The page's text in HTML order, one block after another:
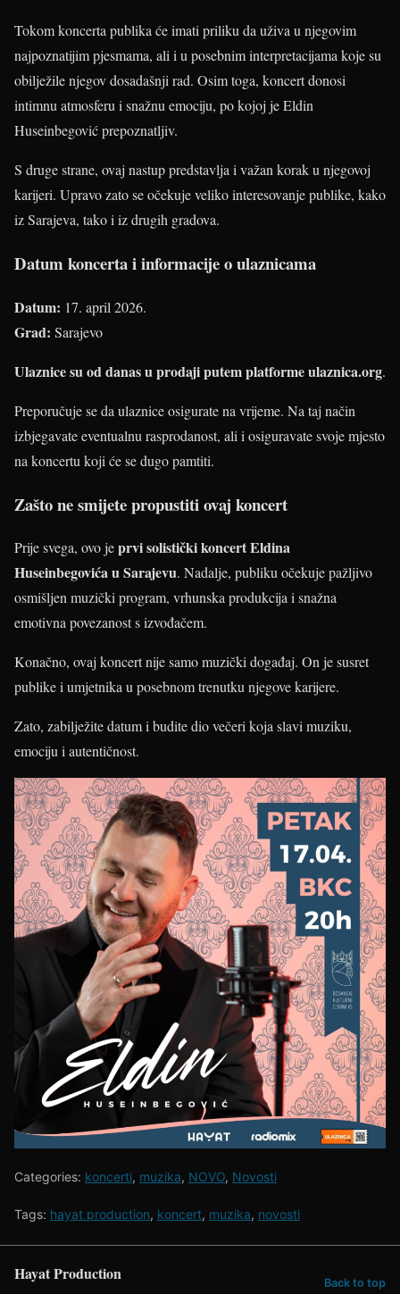
Tokom koncerta publika će imati priliku da uživa u njegovim
najpoznatijim pjesmama, ali i u posebnim interpretacijama koje su
obilježile njegov dosadašnji rad. Osim toga, koncert donosi
intimnu atmosferu i snažnu emociju, po kojoj je Eldin
Huseinbegović prepoznatljiv.
S druge strane, ovaj nastup predstavlja i važan korak u njegovoj
karijeri. Upravo zato se očekuje veliko interesovanje publike, kako
iz Sarajeva, tako i iz drugih gradova.
Datum koncerta i informacije o ulaznicama
Datum: 17. april 2026.
Grad: Sarajevo
Ulaznice su od danas u prodaji putem platformeulaznica.org.
Preporučuje se da ulaznice osigurate na vrijeme. Na taj način
izbjegavate eventualnu rasprodanost, ali i osiguravate svoje mjesto
na koncertu koji će se dugo pamtiti.
Zašto ne smijete propustiti ovaj koncert
Prije svega, ovo jeprvi solistički koncert Eldina
Huseinbegovića u Sarajevu. Nadalje, publiku očekuje pažljivo
osmišljen muzički program, vrhunska produkcija i snažna
emotivna povezanost s izvođačem.
Konačno, ovaj koncert nije samo muzički događaj. On je susret
publike i umjetnika u posebnom trenutku njegove karijere.
Zato, zabilježite datum i budite dio večeri koja slavi muziku,
emociju i autentičnost.
Categories: koncerti, muzika, NOVO, Novosti
Tags: hayat production, koncert, muzika, novosti
Hayat Production Back to top